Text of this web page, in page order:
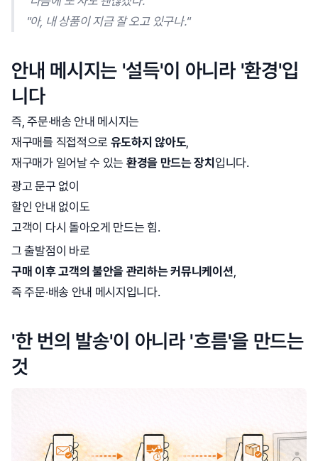
"아, 내 상품이 지금 잘 오고 있구나."
안내 메시지는 '설득'이 아니라 '환경'입
니다
즉, 주문·배송 안내 메시지는
재구매를 직접적으로 유도하지 않아도,
재구매가 일어날 수 있는 환경을 만드는 장치입니다.
광고 문구 없이
할인 안내 없이도
고객이 다시 돌아오게 만드는 힘.
그 출발점이 바로
구매 이후 고객의 불안을 관리하는 커뮤니케이션,
즉 주문·배송 안내 메시지입니다.
'한 번의 발송'이 아니라 '흐름'을 만드는
것